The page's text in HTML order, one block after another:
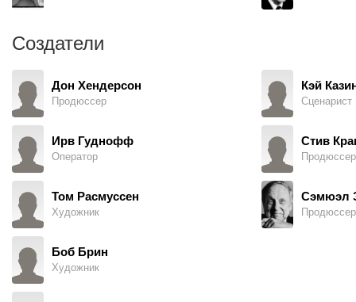
Создатели
Дон Хендерсон
Продюссер
Ирв Гуднофф
Оператор
Том Расмуссен
Художник
Боб Брин
Художник
Кэй
Сценарист
Стив
Сэмюэл
Продюссер